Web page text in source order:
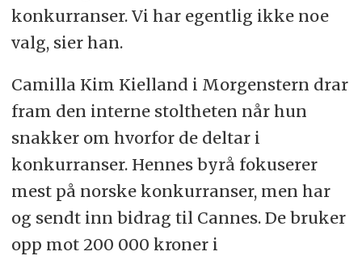
konkurranser. Vi har egentlig ikke noe
valg, sier han.
Camilla Kim Kielland i Morgenstern drar
fram den interne stoltheten når hun
snakker om hvorfor de deltar i
konkurranser. Hennes byrå fokuserer
mest på norske konkurranser, men har
og sendt inn bidrag til Cannes. De bruker
opp mot 200 000 kroner i